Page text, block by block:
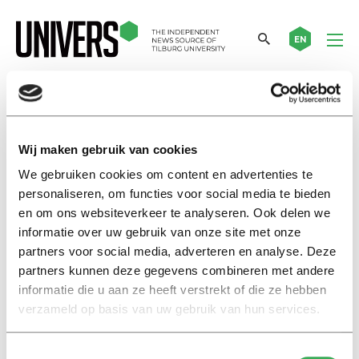
Wij maken gebruik van cookies
We gebruiken cookies om content en advertenties te
personaliseren, om functies voor social media te bieden
en om ons websiteverkeer te analyseren. Ook delen we
informatie over uw gebruik van onze site met onze
partners voor social media, adverteren en analyse. Deze
partners kunnen deze gegevens combineren met andere
informatie die u aan ze heeft verstrekt of die ze hebben
verzameld op basis van uw gebruik van hun services.
EN
fysiek
TOP Week terug naar normaal
met toegangstests
29 juni 2021
Nieuws
Kamer: laat
studentenverenigingen ook
kennismakingsactiviteiten